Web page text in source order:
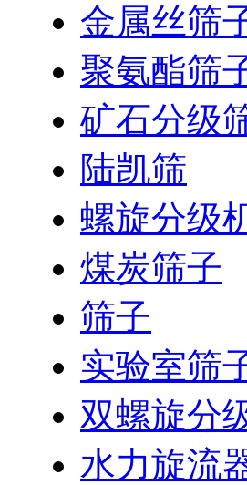
金属丝筛
聚氨酯筛
矿石分级
陆凯筛
螺旋分级
煤炭筛子
筛子
实验室筛
双螺旋分
水力旋流